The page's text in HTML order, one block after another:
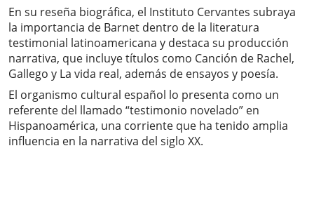
En su reseña biográfica, el Instituto Cervantes subraya
la importancia de Barnet dentro de la literatura
testimonial latinoamericana y destaca su producción
narrativa, que incluye títulos como Canción de Rachel,
Gallego y La vida real, además de ensayos y poesía.
El organismo cultural español lo presenta como un
referente del llamado “testimonio novelado” en
Hispanoamérica, una corriente que ha tenido amplia
influencia en la narrativa del siglo XX.